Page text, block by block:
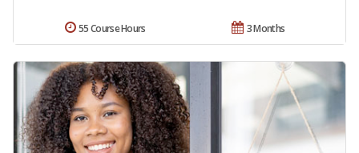
3 Months
55 Course Hours